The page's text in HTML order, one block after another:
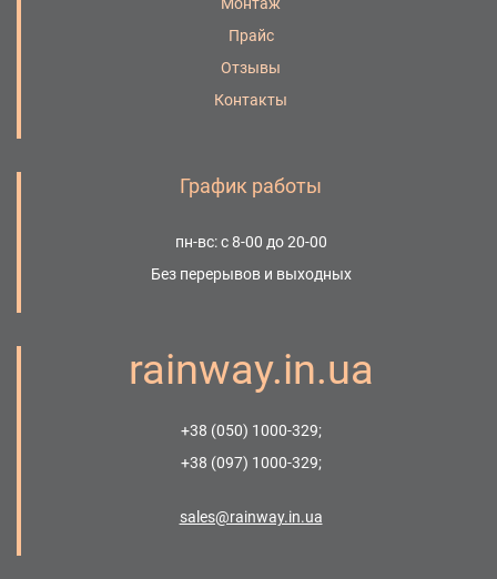
Монтаж
Прайс
Отзывы
Контакты
График работы
пн-вс: с 8-00 до 20-00
Без перерывов и выходных
rainway.in.ua
+38 (050) 1000-329;
+38 (097) 1000-329;
sales@rainway.in.ua